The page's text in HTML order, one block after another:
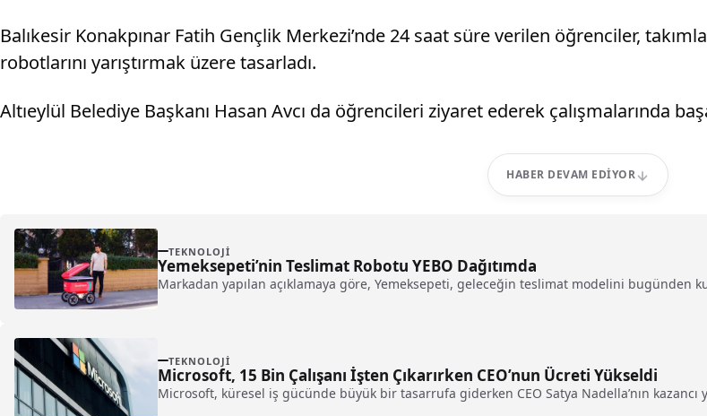
Balıkesir Konakpınar Fatih Gençlik Merkezi’nde 24 saat süre verilen öğrenciler,
robotlarını yarıştırmak üzere tasarladı.
Altıeylül Belediye Başkanı Hasan Avcı da öğrencileri ziyaret ederek çalışmalarında
HABER DEVAM EDIYOR
TEKNOLOJI
Yemeksepeti’nin Teslimat Robotu YEBO Dağıtımda
Markadan yapılan açıklamaya göre, Yemeksepeti, geleceğin teslimat modelini bugünden
TEKNOLOJI
Microsoft, 15 Bin Çalışanı İşten Çıkarırken CEO’nun Ücreti Yükseldi
Microsoft, küresel iş gücünde büyük bir tasarrufa giderken CEO Satya Nadella’nın